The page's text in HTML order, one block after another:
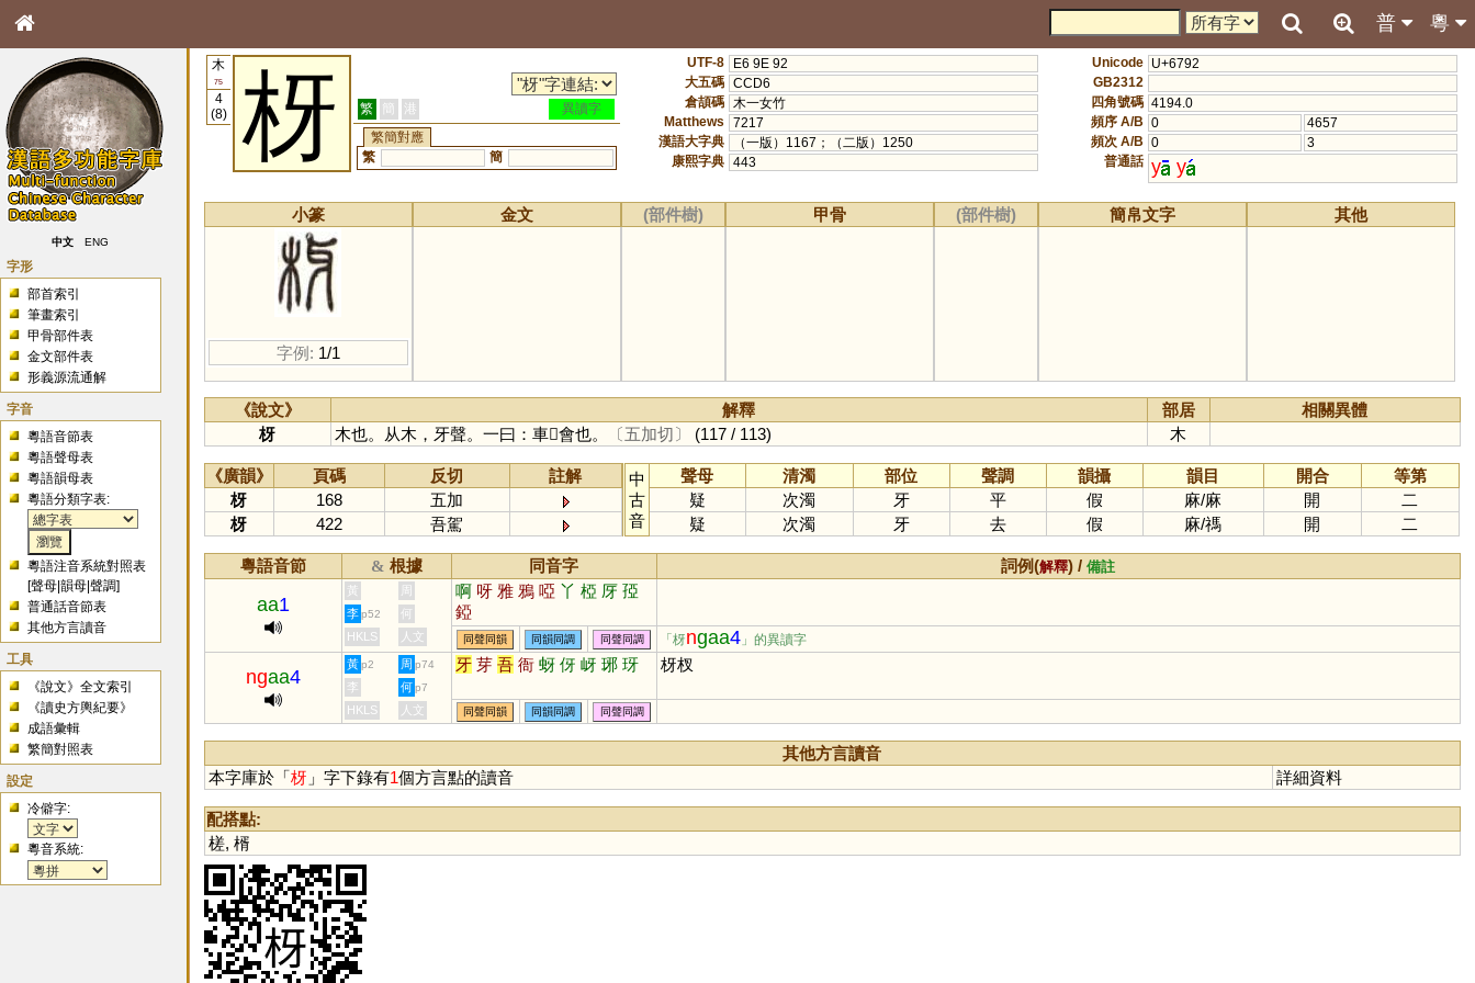
粵
普
中文 ENG
字形
部首索引
筆畫索引
甲骨部件表
金文部件表
形義源流通解
字音
粵語音節表
粵語聲母表
粵語韻母表
粵語分類字表:
粵語注音系統對照表
[聲母 |韻母 |聲調]
普通話音節表
其他方言讀音
工具
《說文》全文索引
《讀史方輿紀要》
成語彙輯
繁簡對照表
設定
冷僻字:
粵音系統:
木
75
4
(8)
枒 繁 簡 港
異讀字
繁簡對應
繁
簡
UTF-8
E6 9E 92
大五碼 CCD6
倉頡碼
木一女竹
Matthews
7217
漢語大字典
（一版）1167；（二版）1250
康熙字典 443
Unicode U+6792
GB2312
四角號碼 4194.0
頻序 A/B 0
4657
頻次 A/B 0
3
普通話 y y
小篆
字例: 1/1
金文 (部件樹) 甲骨 (部件樹) 簡帛文字 其他
《說文》 解釋 部居
相關異體
枒
木也。从木，牙聲。一曰：車𨊾會也。 〔五加切〕 (117 / 113) 木
《廣韻》 頁碼 反切
註解
枒
168
五加
枒
422 吾駕
中
古
音
聲母 清濁 部位 聲調 韻攝 韻目 開合
等第
疑
次濁 牙 平 假 麻/麻 開
二
疑
次濁 牙 去 假 麻/禡 開 二
粵語音節 & 根據 同音字 詞例(解釋) /備註
aa1
黃 周 啊 呀 雅 鴉 啞 丫 椏 厊 孲
錏
李 p52
何
HKLS
人文 同聲同韻 同韻同調 同聲同調 「枒ngaa4 」的異讀字
ngaa4
黃 p2 周 p74 牙 芽 吾 衙 蚜 伢 岈 琊 玡 枒杈
李 何 p7
HKLS 人文 同聲同韻 同韻同調 同聲同調
其他方言讀音
本字庫於「枒 」字下錄有1個方言點的讀音 詳細資料
配搭點:
槎, 楈